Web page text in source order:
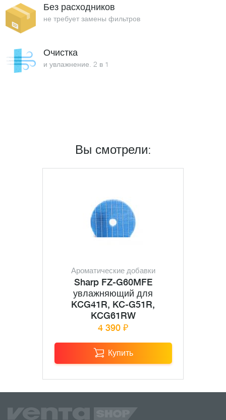
Без расходников
не требует замены фильтров
Очистка
и увлажнение. 2 в 1
Вы смотрели:
Ароматические добавки
Sharp FZ-G60MFE
увлажняющий для
KCG41R, KC-G51R,
KCG61RW
4 390 ₽
Купить